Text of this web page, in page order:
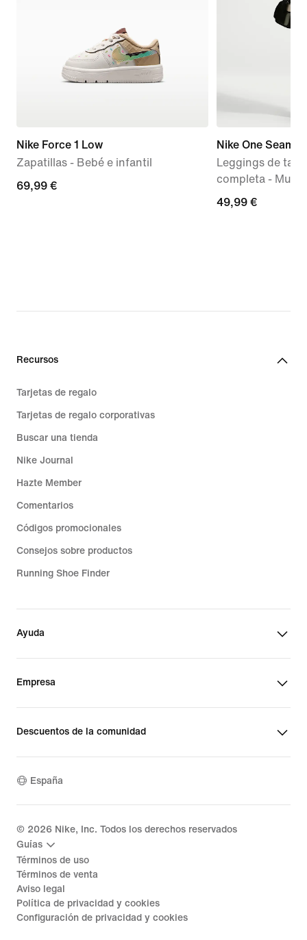
Nike Force 1 Low
Zapatillas - Bebé e infantil
69,99 €
69,99 €
Nike One
Leggings de
completa - Mujer
49,99 €
49,99 €
Recursos
Tarjetas de regalo
Tarjetas de regalo corporativas
Buscar una tienda
Nike Journal
Hazte Member
Comentarios
Códigos promocionales
Consejos sobre productos
Running Shoe Finder
Ayuda
Empresa
Descuentos de la comunidad
España
© 2026 Nike, Inc. Todos los derechos reservados
Guías
Términos de uso
Términos de venta
Aviso legal
Política de privacidad y cookies
Configuración de privacidad y cookies